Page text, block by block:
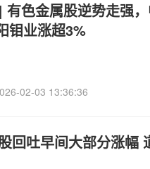
有色金属股逆势走强
钼业涨超3%
02-03 13:36:36
回吐早间大部分涨幅